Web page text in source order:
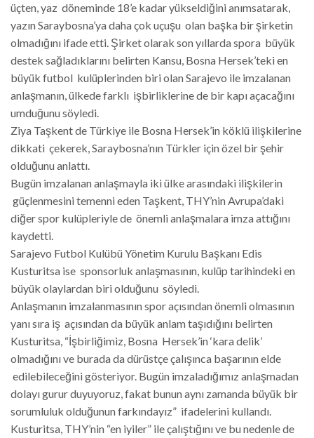
üçten, yaz döneminde 18’e kadar yükseldiğini anımsatarak,
yazın Saraybosna’ya daha çok uçuşu olan başka bir şirketin
olmadığını ifade etti. Şirket olarak son yıllarda spora büyük
destek sağladıklarını belirten Kansu, Bosna Hersek’teki en
büyük futbol kulüplerinden biri olan Sarajevo ile imzalanan
anlaşmanın, ülkede farklı işbirliklerine de bir kapı açacağını
umduğunu söyledi.
Ziya Taşkent de Türkiye ile Bosna Hersek’in köklü ilişkilerine
dikkati çekerek, Saraybosna’nın Türkler için özel bir şehir
olduğunu anlattı.
Bugün imzalanan anlaşmayla iki ülke arasındaki ilişkilerin
güçlenmesini temenni eden Taşkent, THY’nin Avrupa’daki
diğer spor kulüpleriyle de önemli anlaşmalara imza attığını
kaydetti.
Sarajevo Futbol Kulübü Yönetim Kurulu Başkanı Edis
Kusturitsa ise sponsorluk anlaşmasının, kulüp tarihindeki en
büyük olaylardan biri olduğunu söyledi.
Anlaşmanın imzalanmasının spor açısından önemli olmasının
yanı sıra iş açısından da büyük anlam taşıdığını belirten
Kusturitsa, “İşbirliğimiz, Bosna Hersek’in ‘kara delik’
olmadığını ve burada da dürüstçe çalışınca başarının elde
edilebileceğini gösteriyor. Bugün imzaladığımız anlaşmadan
dolayı gurur duyuyoruz, fakat bunun aynı zamanda büyük bir
sorumluluk olduğunun farkındayız” ifadelerini kullandı.
Kusturitsa, THY’nin “en iyiler” ile çalıştığını ve bu nedenle de